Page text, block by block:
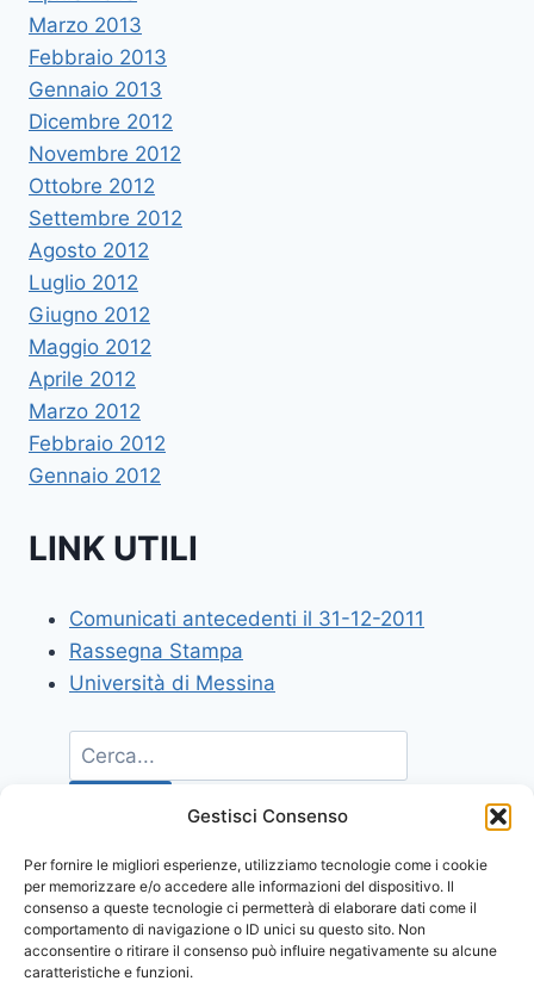
Gestisci Consenso
Per fornire le migliori esperienze, utilizziamo tecnologie come i cookie
per memorizzare e/o accedere alle informazioni del dispositivo. Il
consenso a queste tecnologie ci permetterà di elaborare dati come il
comportamento di navigazione o ID unici su questo sito. Non
acconsentire o ritirare il consenso può influire negativamente su alcune
caratteristiche e funzioni.
Marzo 2013
Febbraio 2013
Gennaio 2013
Dicembre 2012
Novembre 2012
Ottobre 2012
Settembre 2012
Agosto 2012
Luglio 2012
Giugno 2012
Maggio 2012
Aprile 2012
Marzo 2012
Febbraio 2012
Gennaio 2012
LINK UTILI
Comunicati antecedenti il 31-12-2011
Rassegna Stampa
Università di Messina